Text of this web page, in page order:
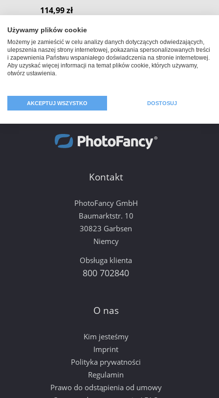
114,99 zł
Kontakt
PhotoFancy GmbH
Baumarktstr. 10
30823 Garbsen
Niemcy
Obsługa klienta
800 702840
O nas
Kim jesteśmy
Imprint
Polityka prywatności
Regulamin
Prawo do odstąpienia od umowy
Używamy plików cookie
Możemy je zamieścić w celu analizy danych dotyczących odwiedzających,
ulepszenia naszej strony internetowej, pokazania spersonalizowanych treści
i zapewnienia Państwu wspaniałego doświadczenia na stronie internetowej.
Aby uzyskać więcej informacji na temat plików cookie, których używamy,
otwórz ustawienia.
AKCEPTUJ WSZYSTKO DOSTOSUJ